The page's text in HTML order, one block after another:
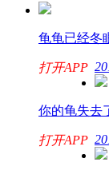
龟龟已经冬
打开APP
你的龟失去
打开APP